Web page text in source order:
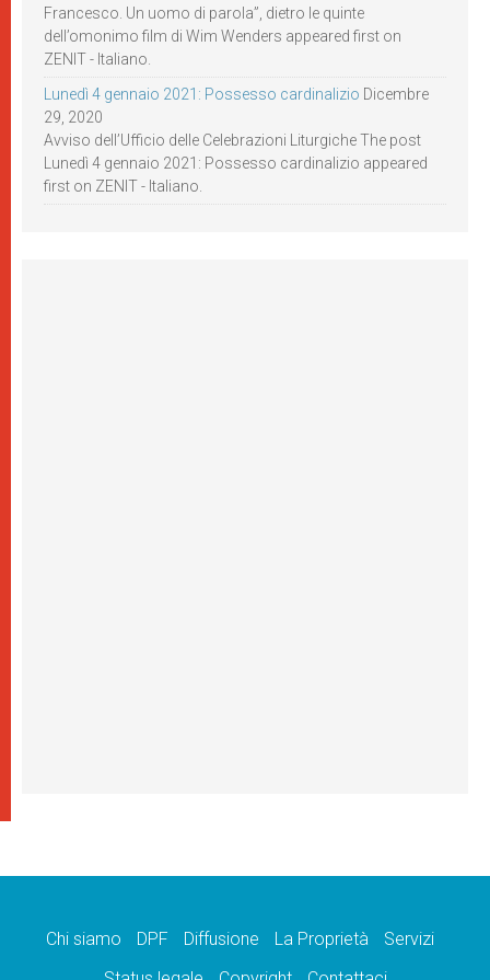
Francesco. Un uomo di parola”, dietro le quinte
dell’omonimo film di Wim Wenders appeared first on
ZENIT - Italiano.
Lunedì 4 gennaio 2021: Possesso cardinalizio Dicembre
29, 2020
Avviso dell’Ufficio delle Celebrazioni Liturgiche The post
Lunedì 4 gennaio 2021: Possesso cardinalizio appeared
first on ZENIT - Italiano.
Chi siamo DPF Diffusione La Proprietà
Servizi